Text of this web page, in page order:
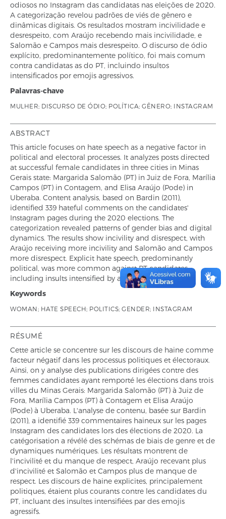
odiosos no Instagram das candidatas nas eleições de 2020.
A categorização revelou padrões de viés de gênero e
dinâmicas digitais. Os resultados mostram incivilidade e
desrespeito, com Araújo recebendo mais incivilidade, e
Salomão e Campos mais desrespeito. O discurso de ódio
explícito, predominantemente político, foi mais comum
contra candidatas as do PT, incluindo insultos
intensificados por emojis agressivos.
Palavras-chave
MULHER; DISCURSO DE ÓDIO; POLÍTICA; GÊNERO; INSTAGRAM
ABSTRACT
This article focuses on hate speech as a negative factor in
political and electoral processes. It analyzes posts directed
at successful female candidates in three cities in Minas
Gerais state: Margarida Salomão (PT) in Juiz de Fora, Marília
Campos (PT) in Contagem, and Elisa Araújo (Pode) in
Uberaba. Content analysis, based on Bardin (2011),
identified 339 hateful comments on the candidates'
Instagram pages during the 2020 elections. The
categorization revealed patterns of gender bias and digital
dynamics. The results show incivility and disrespect, with
Araújo receiving more incivility and Salomão and Campos
more disrespect. Explicit hate speech, predominantly
political, was more common against PT candidates,
including insults intensified by aggressive emojis.
Keywords
WOMAN; HATE SPEECH; POLITICS; GENDER; INSTAGRAM
RÉSUMÉ
Cette article se concentre sur les discours de haine comme
facteur négatif dans les processus politiques et électoraux.
Ainsi, on y analyse des publications dirigées contre des
femmes candidates ayant remporté les élections dans trois
villes du Minas Gerais: Margarida Salomão (PT) à Juiz de
Fora, Marília Campos (PT) à Contagem et Elisa Araújo
(Pode) à Uberaba. L'analyse de contenu, basée sur Bardin
(2011), a identifié 339 commentaires haineux sur les pages
Instagram des candidates lors des élections de 2020. La
catégorisation a révélé des schémas de biais de genre et de
dynamiques numériques. Les résultats montrent de
l'incivilité et du manque de respect, Araújo recevant plus
d'incivilité et Salomão et Campos plus de manque de
respect. Les discours de haine explicites, principalement
politiques, étaient plus courants contre les candidates du
PT, incluant des insultes intensifiées par des emojis
agressifs.